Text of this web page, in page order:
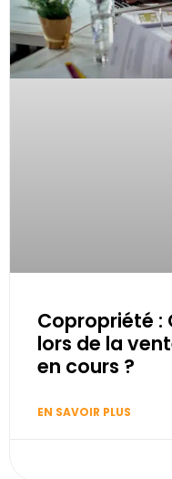
Copropriété :
lors de la
en cours ?
EN SAVOIR PLUS